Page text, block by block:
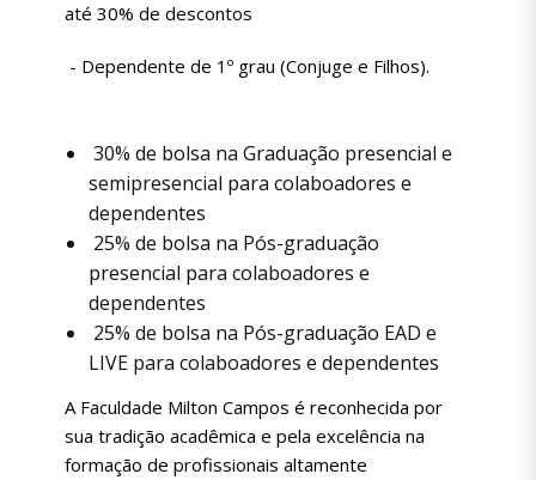
até 30% de descontos
- Dependente de 1º grau (Conjuge e Filhos).
30% de bolsa na Graduação presencial e
semipresencial para colaboadores e
dependentes
25% de bolsa na Pós-graduação
presencial para colaboadores e
dependentes
25% de bolsa na Pós-graduação EAD e
LIVE para colaboadores e dependentes
A Faculdade Milton Campos é reconhecida por
sua tradição acadêmica e pela excelência na
formação de profissionais altamente